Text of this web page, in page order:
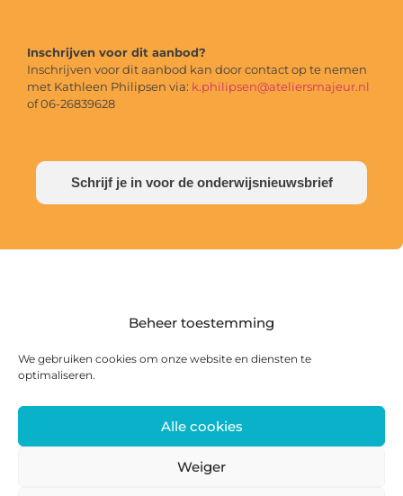
Beheer toestemming
We gebruiken cookies om onze website en diensten te
optimaliseren.
Alle cookies
Weiger
Inschrijven voor dit aanbod?
Inschrijven voor dit aanbod kan door contact op te nemen
met Kathleen Philipsen via: k.philipsen@ateliersmajeur.nl
of 06-26839628
Schrijf je in voor de onderwijsnieuwsbrief
Postadres: Postbus 285, 8440 AG Heerenveen |
Bezoekadres: Zwanedrift 2, 8446 KS Heerenveen
0513 468 158 | info@ateliersmajeur.nl